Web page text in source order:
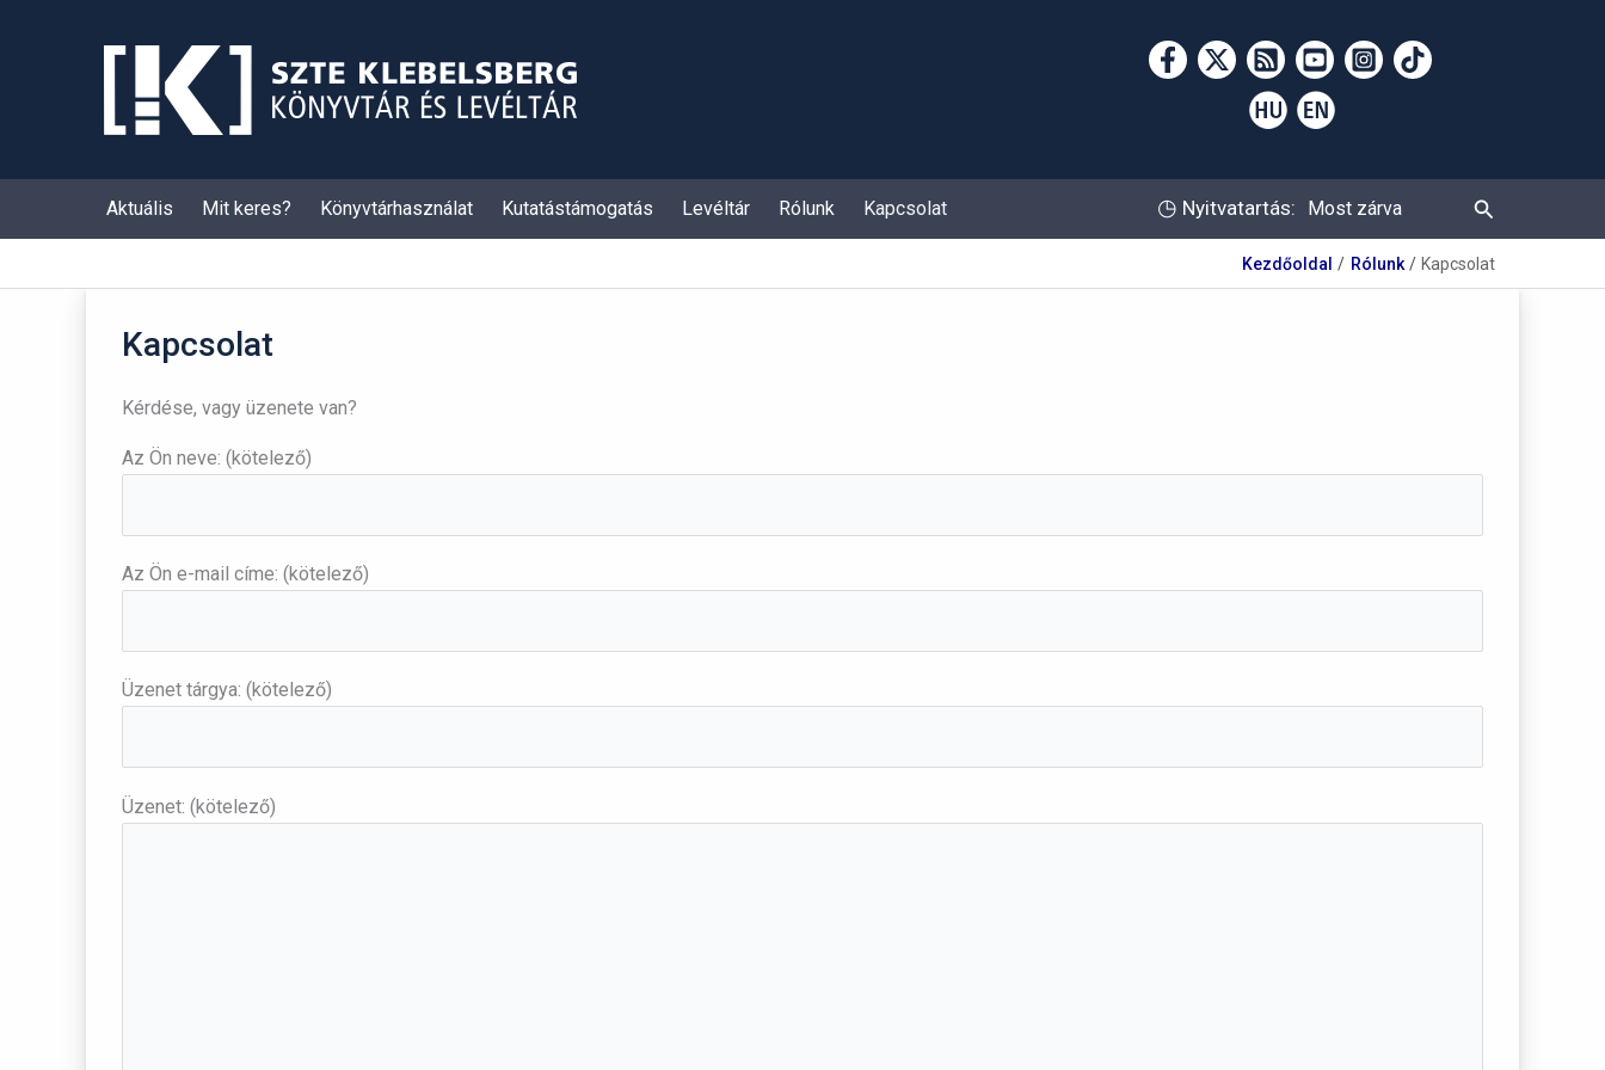
Aktuális Mit keres? Könyvtárhasználat Kutatástámogatás Levéltár Rólunk Kapcsolat ◷ Nyitvatartás: Most zárva Keresés
Kezdőoldal Rólunk Kapcsolat
Kapcsolat
Kérdése, vagy üzenete van?
Az Ön neve: (kötelező)
Az Ön e-mail címe: (kötelező)
Üzenet tárgya: (kötelező)
Üzenet: (kötelező)